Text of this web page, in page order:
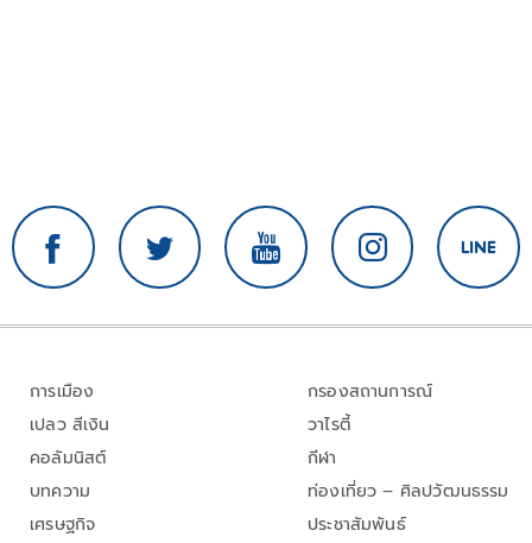
การเมือง
เปลว สีเงิน
คอลัมนิสต์
บทความ
เศรษฐกิจ
กรองสถานการณ์
วาไรตี้
กีฬา
ท่องเที่ยว – ศิลปวัฒนธรรม
ประชาสัมพันธ์